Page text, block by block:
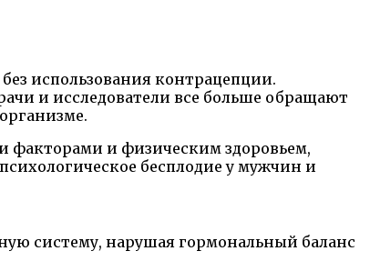
использования контрацепции.
и исследователи все больше обращают
факторами и физическим здоровьем,
бесплодие у мужчин и
систему, нарушая гормональный баланс